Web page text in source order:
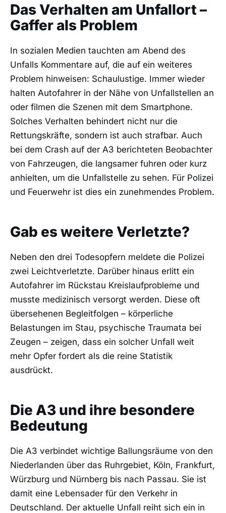
Das Verhalten am Unfallort –
Gaffer als Problem
In sozialen Medien tauchten am Abend des
Unfalls Kommentare auf, die auf ein weiteres
Problem hinweisen: Schaulustige. Immer wieder
halten Autofahrer in der Nähe von Unfallstellen an
oder filmen die Szenen mit dem Smartphone.
Solches Verhalten behindert nicht nur die
Rettungskräfte, sondern ist auch strafbar. Auch
bei dem Crash auf der A3 berichteten Beobachter
von Fahrzeugen, die langsamer fuhren oder kurz
anhielten, um die Unfallstelle zu sehen. Für Polizei
und Feuerwehr ist dies ein zunehmendes Problem.
Gab es weitere Verletzte?
Neben den drei Todesopfern meldete die Polizei
zwei Leichtverletzte. Darüber hinaus erlitt ein
Autofahrer im Rückstau Kreislaufprobleme und
musste medizinisch versorgt werden. Diese oft
übersehenen Begleitfolgen – körperliche
Belastungen im Stau, psychische Traumata bei
Zeugen – zeigen, dass ein solcher Unfall weit
mehr Opfer fordert als die reine Statistik
ausdrückt.
Die A3 und ihre besondere
Bedeutung
Die A3 verbindet wichtige Ballungsräume von den
Niederlanden über das Ruhrgebiet, Köln, Frankfurt,
Würzburg und Nürnberg bis nach Passau. Sie ist
damit eine Lebensader für den Verkehr in
Deutschland. Der aktuelle Unfall reiht sich ein in